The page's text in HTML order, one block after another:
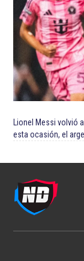
Lionel Messi volvió
esta ocasión, el